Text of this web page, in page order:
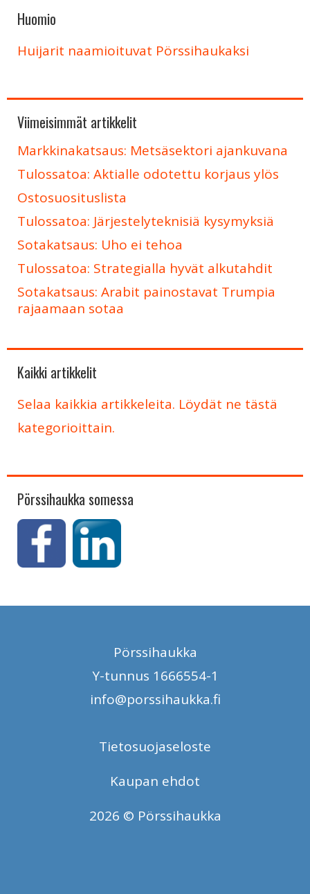
Huomio
Huijarit naamioituvat Pörssihaukaksi
Viimeisimmät artikkelit
Markkinakatsaus: Metsäsektori ajankuvana
Tulossatoa: Aktialle odotettu korjaus ylös
Ostosuosituslista
Tulossatoa: Järjestelyteknisiä kysymyksiä
Sotakatsaus: Uho ei tehoa
Tulossatoa: Strategialla hyvät alkutahdit
Sotakatsaus: Arabit painostavat Trumpia
rajaamaan sotaa
Kaikki artikkelit
Selaa kaikkia artikkeleita. Löydät ne tästä
kategorioittain.
Pörssihaukka somessa
Pörssihaukka
Y-tunnus 1666554-1
info@porssihaukka.fi
Tietosuojaseloste
Kaupan ehdot
2026 © Pörssihaukka